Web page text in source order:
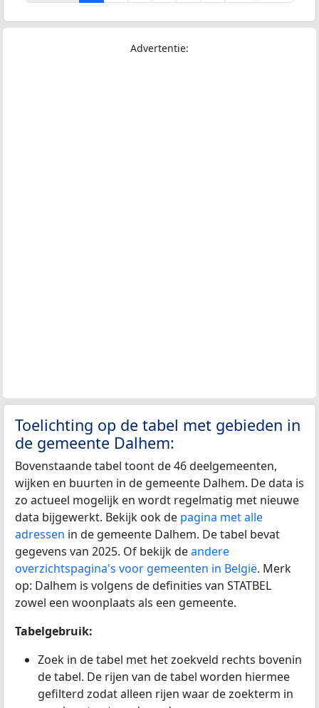
Advertentie:
Toelichting op de tabel met gebieden in
de gemeente Dalhem:
Bovenstaande tabel toont de 46 deelgemeenten,
wijken en buurten in de gemeente Dalhem. De data is
zo actueel mogelijk en wordt regelmatig met nieuwe
data bijgewerkt. Bekijk ook de pagina met alle
adressen in de gemeente Dalhem. De tabel bevat
gegevens van 2025. Of bekijk deandere
overzichtspagina's voor gemeenten in België. Merk
op: Dalhem is volgens de definities van STATBEL
zowel een woonplaats als een gemeente.
Tabelgebruik:
Zoek in de tabel met het zoekveld rechts bovenin
de tabel. De rijen van de tabel worden hiermee
gefilterd zodat alleen rijen waar de zoekterm in